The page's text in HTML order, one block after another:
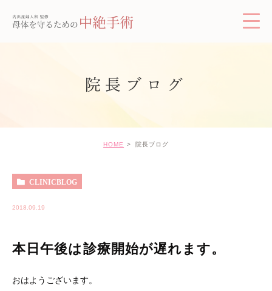
院長ブログ
HOME 院長ブログ
CLINICBLOG
2018.09.19
本日午後は診療開始が遅れます。
おはようございます。